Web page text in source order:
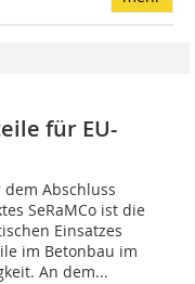
für EU-
dem Abschluss
SeRaMCo ist die
Einsatzes
im Betonbau im
An dem...